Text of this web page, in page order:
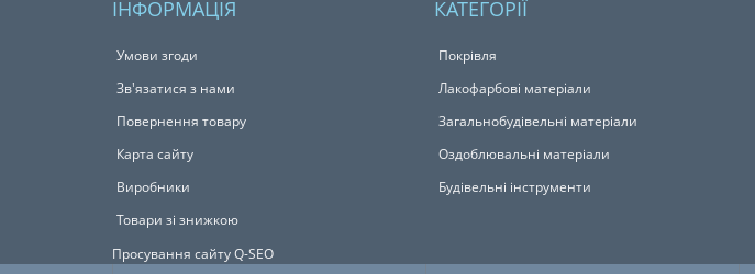
ІНФОРМАЦІЯ
Умови згоди
Зв'язатися з нами
Повернення товару
Карта сайту
Виробники
Товари зі знижкою
Просування сайту Q-SEO
КАТЕГОРІЇ
Покрівля
Лакофарбові матеріали
Загальнобудівельні матеріали
Оздоблювальні матеріали
Будівельні інструменти